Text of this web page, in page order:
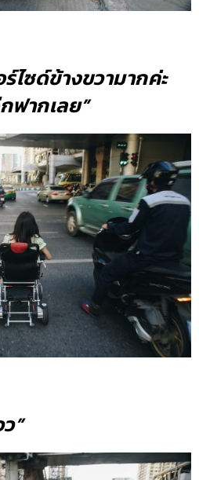
ซด์ข้างขวามากค่ะ
ฟากเลย”
”